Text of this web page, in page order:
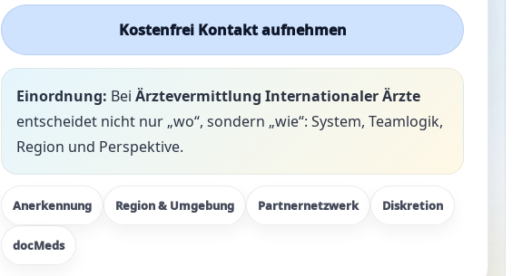
Kostenfrei Kontakt aufnehmen
Einordnung: Bei Ärztevermittlung Internationaler Ärzte
entscheidet nicht nur „wo“, sondern „wie“: System, Teamlogik,
Region und Perspektive.
Anerkennung Region & Umgebung Partnernetzwerk Diskretion
docMeds